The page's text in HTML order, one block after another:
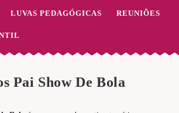
LUVAS PEDAGÓGICAS REUNIÕES
Pai Show De Bola